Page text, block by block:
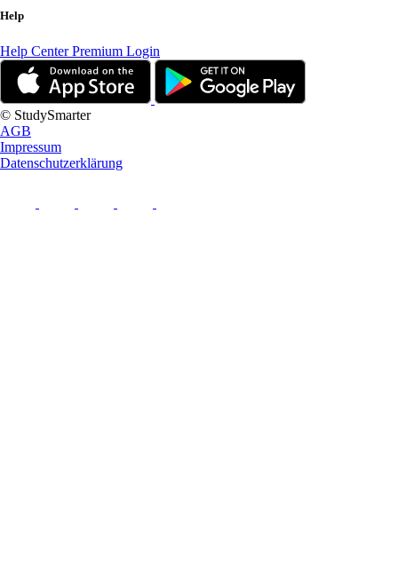
Help
Help CenterPremium Login
© StudySmarter
AGB
Impressum
Datenschutzerklärung